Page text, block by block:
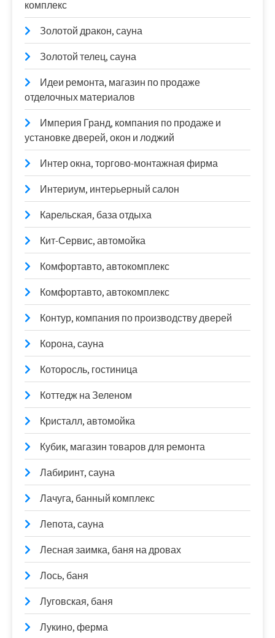
комплекс
Золотой дракон, сауна
Золотой телец, сауна
Идеи ремонта, магазин по продаже
отделочных материалов
Империя Гранд, компания по продаже и
установке дверей, окон и лоджий
Интер окна, торгово-монтажная фирма
Интериум, интерьерный салон
Карельская, база отдыха
Кит-Сервис, автомойка
Комфортавто, автокомплекс
Комфортавто, автокомплекс
Контур, компания по производству дверей
Корона, сауна
Которосль, гостиница
Коттедж на Зеленом
Кристалл, автомойка
Кубик, магазин товаров для ремонта
Лабиринт, сауна
Лачуга, банный комплекс
Лепота, сауна
Лесная заимка, баня на дровах
Лось, баня
Луговская, баня
Лукино, ферма